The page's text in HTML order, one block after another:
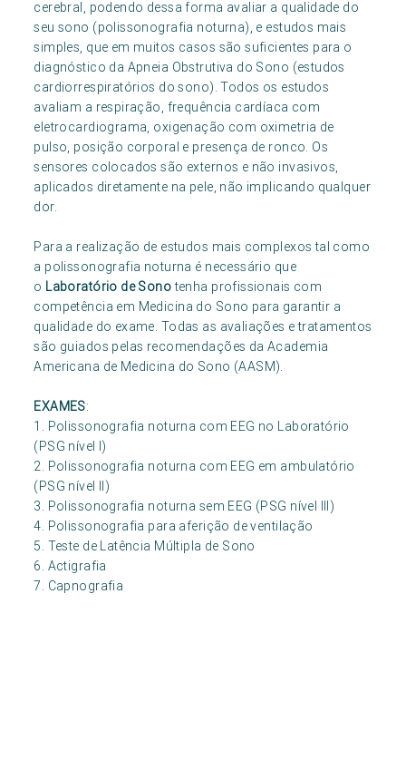
cerebral, podendo dessa forma avaliar a qualidade do
seu sono (polissonografia noturna), e estudos mais
simples, que em muitos casos são suficientes para o
diagnóstico da Apneia Obstrutiva do Sono (estudos
cardiorrespiratórios do sono). Todos os estudos
avaliam a respiração, frequência cardíaca com
eletrocardiograma, oxigenação com oximetria de
pulso, posição corporal e presença de ronco. Os
sensores colocados são externos e não invasivos,
aplicados diretamente na pele, não implicando qualquer
dor.
Para a realização de estudos mais complexos tal como
a polissonografia noturna é necessário que
o Laboratório de Sonotenha profissionais com
competência em Medicina do Sono para garantir a
qualidade do exame. Todas as avaliações e tratamentos
são guiados pelas recomendações da Academia
Americana de Medicina do Sono (AASM).
EXAMES:
1. Polissonografia noturna com EEG no Laboratório
(PSG nível I)
2. Polissonografia noturna com EEG em ambulatório
(PSG nível II)
3. Polissonografia noturna sem EEG (PSG nível III)
4. Polissonografia para aferição de ventilação
5. Teste de Latência Múltipla de Sono
6. Actigrafia
7. Capnografia